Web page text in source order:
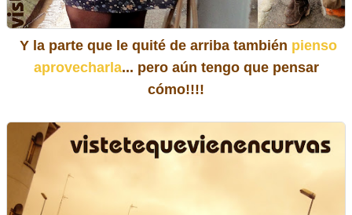
Y la parte que le quité de arriba también pienso
aprovecharla... pero aún tengo que pensar
cómo!!!!